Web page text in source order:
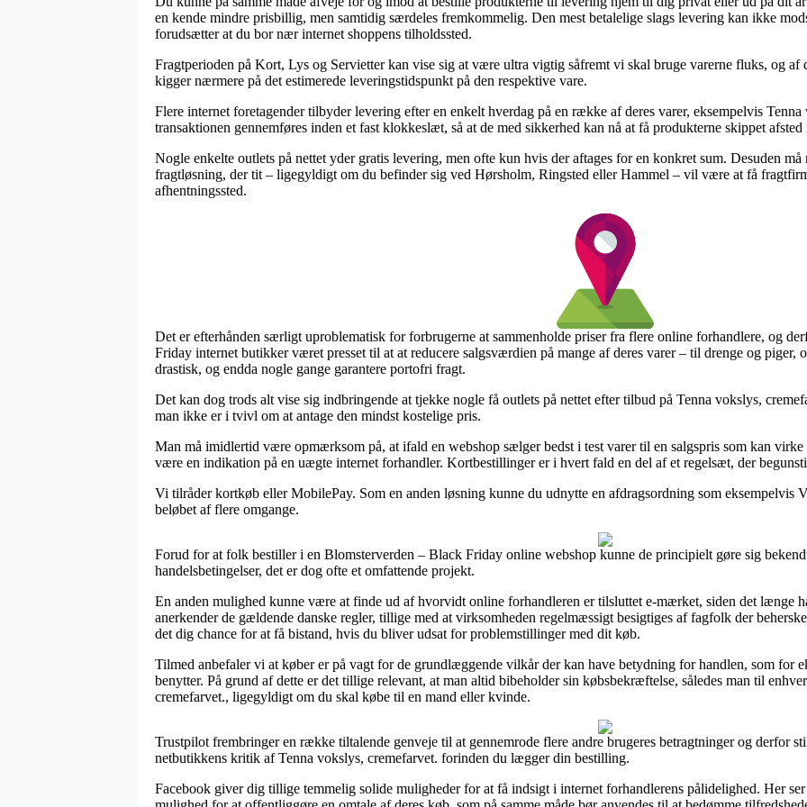
en kende mindre prisbillig, men samtidig særdeles fremkommelig. Den mest betalelige slags levering kan ikke
forudsætter at du bor nær internet shoppens tilholdssted.
Fragtperioden på Kort, Lys og Servietter kan vise sig at være ultra vigtig såfremt vi skal bruge varerne fluks, og af
kigger nærmere på det estimerede leveringstidspunkt på den respektive vare.
Flere internet foretagender tilbyder levering efter en enkelt hverdag på en række af deres varer, eksempelvis
transaktionen gennemføres inden et fast klokkeslæt, så at de med sikkerhed kan nå at få produkterne skippet
Nogle enkelte outlets på nettet yder gratis levering, men ofte kun hvis der aftages for en konkret sum. Desuden må
fragtløsning, der tit – ligegyldigt om du befinder sig ved Hørsholm, Ringsted eller Hammel – vil være at få
afhentningssted.
Det er efterhånden særligt uproblematisk for forbrugerne at sammenholde priser fra flere online forhandlere, og
Friday internet butikker været presset til at at reducere salgsværdien på mange af deres varer – til drenge og
drastisk, og endda nogle gange garantere portofri fragt.
Det kan dog trods alt vise sig indbringende at tjekke nogle få outlets på nettet efter tilbud på Tenna vokslys,
man ikke er i tvivl om at antage den mindst kostelige pris.
Man må imidlertid være opmærksom på, at ifald en webshop sælger bedst i test varer til en salgspris som kan
være en indikation på en uægte internet forhandler. Kortbestillinger er i hvert fald en del af et regelsæt, der
Vi tilråder kortkøb eller MobilePay. Som en anden løsning kunne du udnytte en afdragsordning som
beløbet af flere omgange.
Forud for at folk bestiller i en Blomsterverden – Black Friday online webshop kunne de principielt gøre sig
handelsbetingelser, det er dog ofte et omfattende projekt.
En anden mulighed kunne være at finde ud af hvorvidt online forhandleren er tilsluttet e-mærket, siden det længe
anerkender de gældende danske regler, tillige med at virksomheden regelmæssigt besigtiges af fagfolk der
det dig chance for at få bistand, hvis du bliver udsat for problemstillinger med dit køb.
Tilmed anbefaler vi at køber er på vagt for de grundlæggende vilkår der kan have betydning for handlen, som for
benytter. På grund af dette er det tillige relevant, at man altid bibeholder sin købsbekræftelse, således man til
cremefarvet., ligegyldigt om du skal købe til en mand eller kvinde.
Trustpilot frembringer en række tiltalende genveje til at gennemrode flere andre brugeres betragtninger og derfor
netbutikkens kritik af Tenna vokslys, cremefarvet. forinden du lægger din bestilling.
Facebook giver dig tillige temmelig solide muligheder for at få indsigt i internet forhandlerens pålidelighed. Her